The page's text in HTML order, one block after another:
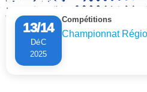
13/14
DéC
2025
Compétitions
Championnat